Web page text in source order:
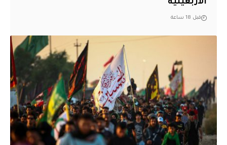
الأربعينية
قبل 18 ساعة